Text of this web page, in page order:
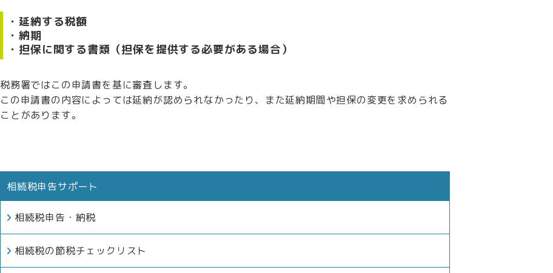
・延納する税額
・納期
・担保に関する書類（担保を提供する必要がある場合）
税務署ではこの申請書を基に審査します。
この申請書の内容によっては延納が認められなかったり、また延納期間や担保の変更を求められる
ことがあります。
相続税申告サポート
相続税申告・納税
相続税の節税チェックリスト